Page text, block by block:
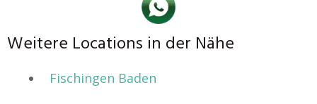
Weitere Locations in der Nähe
Fischingen Baden